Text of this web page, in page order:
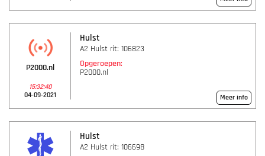
P2000.nl
15:32:40
04-09-2021
Hulst
A2 Hulst rit: 106823
Opgeroepen:
P2000.nl
Meer info
Hulst
A2 Hulst rit: 106698